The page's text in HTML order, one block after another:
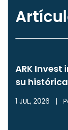
ARK Invest
su
1 JUL, 2026 |